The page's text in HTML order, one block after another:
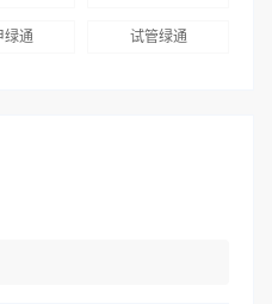
绿通 试管绿通